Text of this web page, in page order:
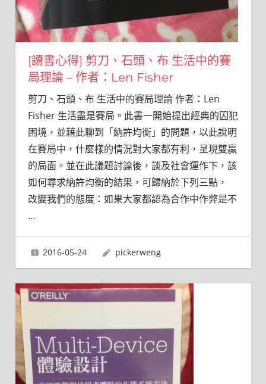
[讀書心得] 剪刀、石頭、布 生活中的賽
局理論 – 作者：Len Fisher
剪刀、石頭、布 生活中的賽局理論 作者：Len
Fisher 生活盡是賽局。此書一開始提出經典的囚犯
困境，並藉此聊到「納許均衡」的問題，以此說明
在賽局中，什麼樣的情況對大家都有利，呈現雙贏
的局面。並在此議題討論後，談及社會運作下，該
如何尋求納許均衡的結果，可歸納於下列三點，
改變我們的態度：如果大家都認為合作中作弊是不
…
2016-05-24 pickerweng